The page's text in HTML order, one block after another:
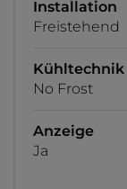
Installation
Freistehend
Kühltechnik
No Frost
Anzeige
Ja